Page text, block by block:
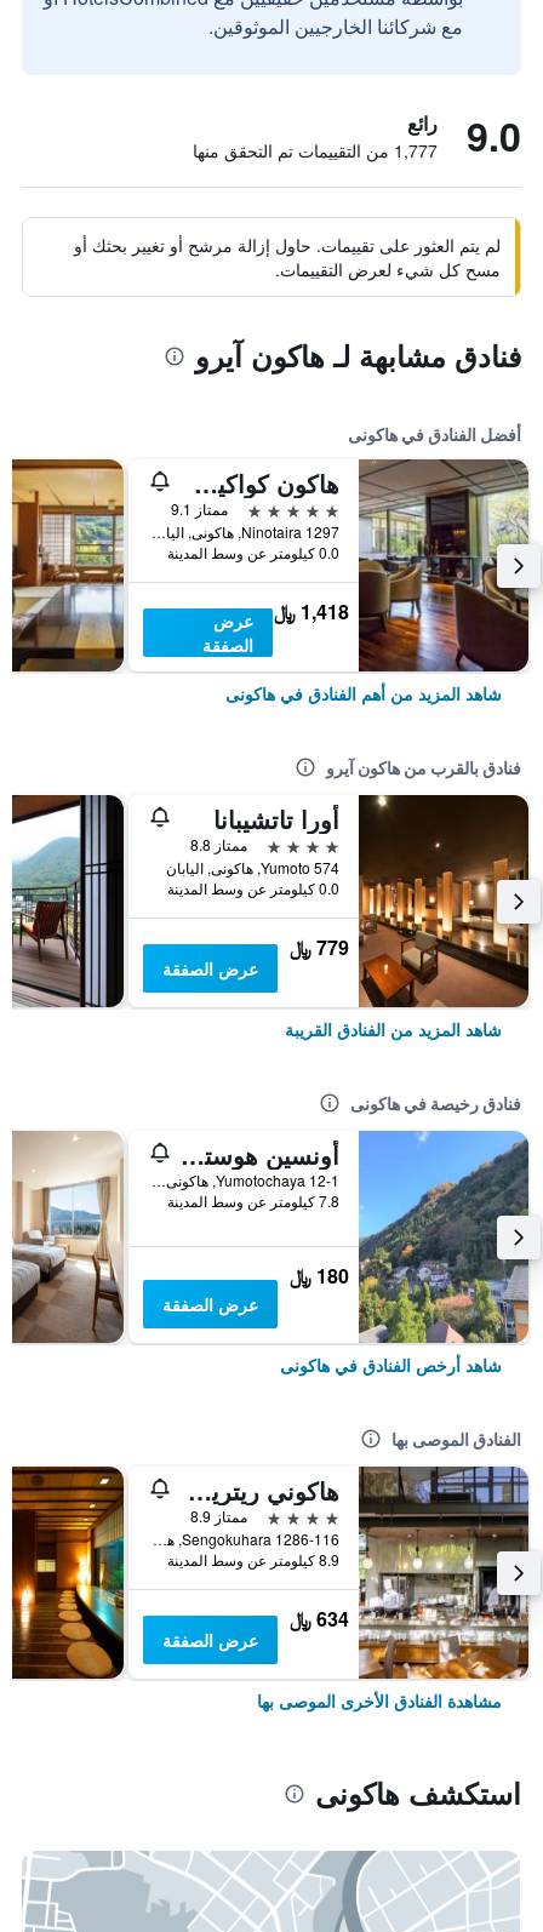
مع شركائنا الخارجيين الموثوقين.
9.0 رائع
1,777 من التقييمات تم التحقق منها
لم يتم العثور على تقييمات. حاول إزالة مرشح أو تغيير بحثك أو
مسح كل شيء لعرض التقييمات.
فنادق مشابهة لـ هاكون آيرو
أفضل الفنادق في هاكونى
هاكون كواكين تينيو
5 نجوم
ممتاز 9.1
1297 Ninotaira, هاكونى, اليابان
0.0 كيلومتر عن وسط المدينة
1,418 ﷼
عرض
الصفقة
شاهد المزيد من أهم الفنادق في هاكونى
فنادق بالقرب من هاكون آيرو
أورا تاتشيبانا
4 نجوم
ممتاز 8.8
Yumoto 574, هاكونى, اليابان
0.0 كيلومتر عن وسط المدينة
779 ﷼
عرض الصفقة
شاهد المزيد من الفنادق القريبة
فنادق رخيصة في هاكونى
أونسين هوستل كايز هاوس هاكون
Yumotochaya 12-1, هاكونى, اليابان
7.8 كيلومتر عن وسط المدينة
180 ﷼
عرض الصفقة
شاهد أرخص الفنادق في هاكونى
الفنادق الموصى بها
هاكوني ريتريت فوري
4 نجوم
ممتاز 8.9
Sengokuhara 1286-116, هاكونى, اليابان
8.9 كيلومتر عن وسط المدينة
634 ﷼
عرض الصفقة
مشاهدة الفنادق الأخرى الموصى بها
استكشف هاكونى